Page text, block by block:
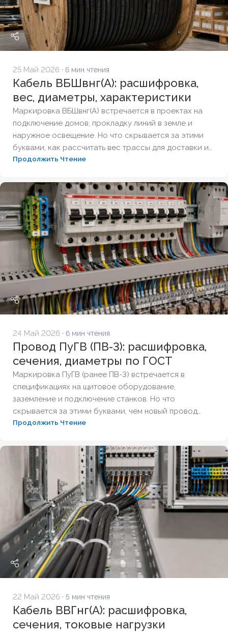
25 Май 2026 · 6 мин чтения
Кабель ВБШвнг(А): расшифровка,
вес, диаметры, характеристики
Маркировка ВБШвнг(А) встречается в проектах на
подключение домов, прокладку линий в земле и
наружное освещение. Но что скрывается за этими
буквами, как рассчитать вес трассы для доставки и
чем версия с индексом LS отличается от базовой?
технических характеристик и правила выбора
бронированного кабеля для надёжной подземной
прокладки.
Продолжить Чтение
24 Май 2026 · 6 мин чтения
Провод ПуГВ (ПВ-3): расшифровка,
сечения, диаметры по ГОСТ
Маркировка ПуГВ (ранее ПВ-3) встречается в
спецификациях на щитовое оборудование,
заземление и подключение станков. Но что
скрывается за этими буквами, чем новый провод
отличается от старого ПВ-3 и как правильно
по ГОСТ, таблицу диаметров и правила выбора
гибкого провода для монтажа.
Продолжить Чтение
22 Май 2026 · 5 мин чтения
Кабель ВВГнг(А): расшифровка,
сечения, токовые нагрузки